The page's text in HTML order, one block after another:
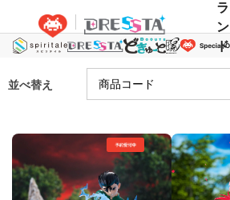
ラ
ン
ド
並べ替え